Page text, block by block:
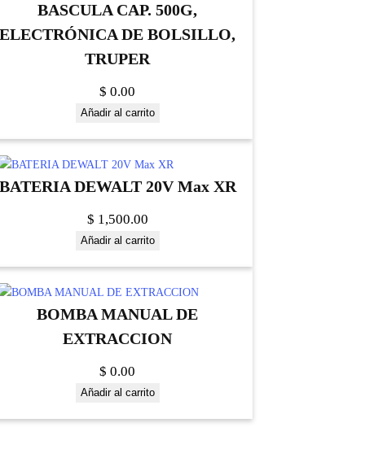
BASCULA CAP. 500G,
ELECTRÓNICA DE BOLSILLO,
TRUPER
$ 0.00
Añadir al carrito
DEWALT 20V Max XR
$ 1,500.00
Añadir al carrito
BOMBA MANUAL DE
EXTRACCION
$ 0.00
Añadir al carrito